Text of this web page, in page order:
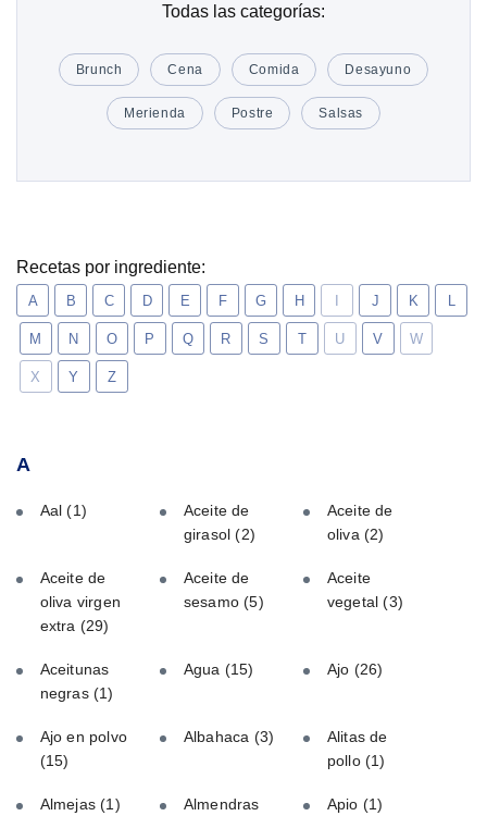
Todas las categorías:
Brunch Cena Comida Desayuno
Merienda Postre Salsas
Recetas por ingrediente:
A B C D E F G H I J K L
M N O P Q R S T U V W
X Y Z
A
Aal(1)
Aceite de
girasol(2)
Aceite de
oliva(2)
Aceite de
oliva virgen
extra (29)
Aceite de
sesamo(5)
Aceite
vegetal(3)
Aceitunas
negras (1)
Agua (15) Ajo (26)
Ajo en polvo
(15)
Albahaca (3)
Alitas de
pollo(1)
Almejas(1)
Almendras
Apio (1)